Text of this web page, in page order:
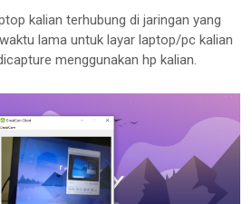
kalian terhubung di jaringan yang
lama untuk layar laptop/pc kalian
menggunakan hp kalian.